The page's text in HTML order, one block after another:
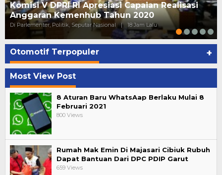
Komisi V DPRI RI Apresiasi Capaian Realisasi
Anggaran Kemenhub Tahun 2020
Di Parlementer, Politik, Seputar Nasional | 18 Jam Lalu
Otomotif Terpopuler +
Most View Post
8 Aturan Baru WhatsAap Berlaku Mulai 8
Februari 2021
800 Views
Rumah Mak Emin Di Majasari Cibiuk Rubuh
Dapat Bantuan Dari DPC PDIP Garut
659 Views